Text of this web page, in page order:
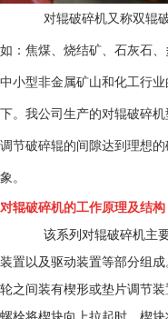
对辊破碎机又称双辊破碎
如：焦煤、烧结矿、石灰石
中小型非金属矿山和化工行
下。我公司生产的对辊破碎
调节破碎辊的间隙达到理想
象。
对辊破碎机的工作原理及结构
该系列对辊破碎机主要由
装置以及驱动装置等部分组
轮之间装有楔形或垫片调节